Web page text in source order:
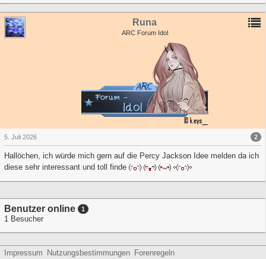
Runa
ARC Forum Idol
2
5. Juli 2026
Hallöchen, ich würde mich gern auf die Percy Jackson Idee melden da ich
diese sehr interessant und toll finde
Benutzer online 1
1 Besucher
Impressum Nutzungsbestimmungen Forenregeln